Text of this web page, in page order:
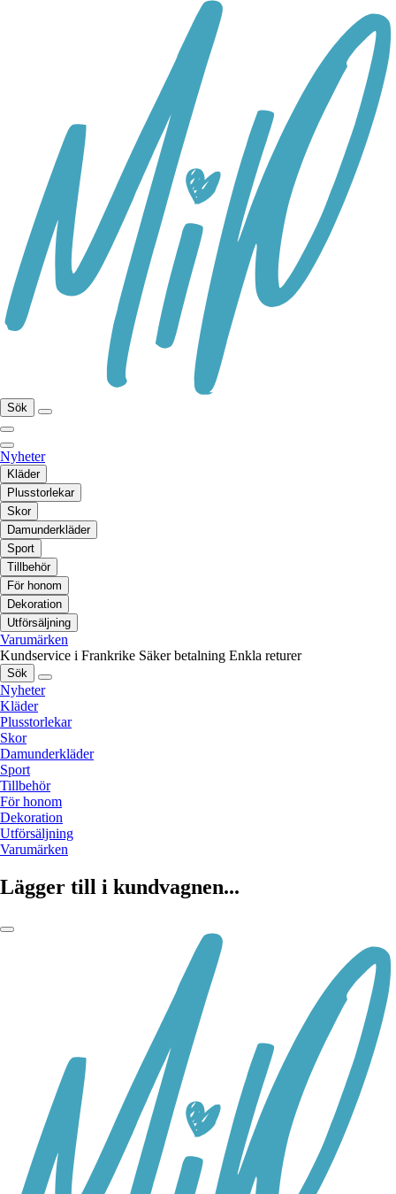
Sök
Nyheter
Kläder
Plusstorlekar
Skor
Damunderkläder
Sport
Tillbehör
För honom
Dekoration
Utförsäljning
Varumärken
Kundservice i Frankrike Säker betalning Enkla returer
Sök
Nyheter
Kläder
Plusstorlekar
Skor
Damunderkläder
Sport
Tillbehör
För honom
Dekoration
Utförsäljning
Varumärken
Lägger till i kundvagnen...